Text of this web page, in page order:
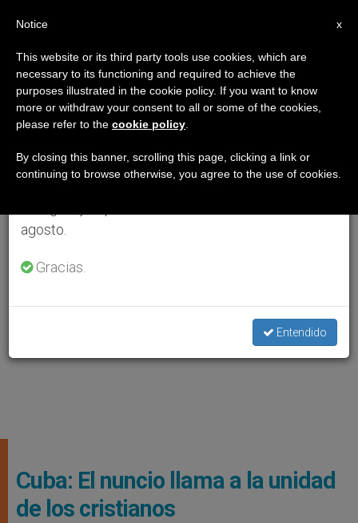
Cuba: El nuncio llama a la unidad
de los cristianos
×
Aviso importante
Del 27 de julio al 7 de agosto haremos la pausa
anual, aprovechando que en el periodo de verano
se generan menos informaciones y también el
agosto.
Gracias.
Entendido
x
Notice
This website or its third party tools use cookies, which are
necessary to its functioning and required to achieve the
purposes illustrated in the cookie policy. If you want to know
more or withdraw your consent to all or some of the cookies,
please refer to the cookie policy
By closing this banner, scrolling this page, clicking a link or
continuing to browse otherwise, you agree to the use of cookies.